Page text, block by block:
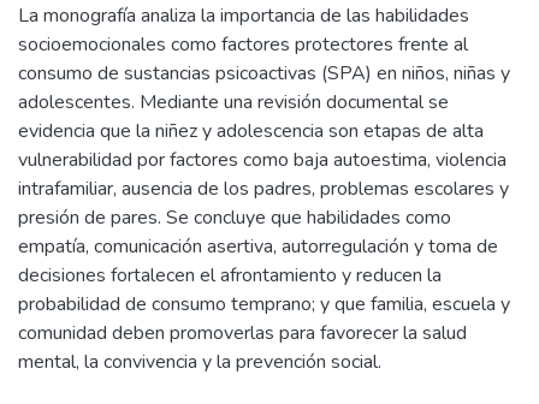
La monografía analiza la importancia de las habilidades
socioemocionales como factores protectores frente al
consumo de sustancias psicoactivas (SPA) en niños, niñas y
adolescentes. Mediante una revisión documental se
evidencia que la niñez y adolescencia son etapas de alta
vulnerabilidad por factores como baja autoestima, violencia
intrafamiliar, ausencia de los padres, problemas escolares y
presión de pares. Se concluye que habilidades como
empatía, comunicación asertiva, autorregulación y toma de
decisiones fortalecen el afrontamiento y reducen la
probabilidad de consumo temprano; y que familia, escuela y
comunidad deben promoverlas para favorecer la salud
mental, la convivencia y la prevención social.